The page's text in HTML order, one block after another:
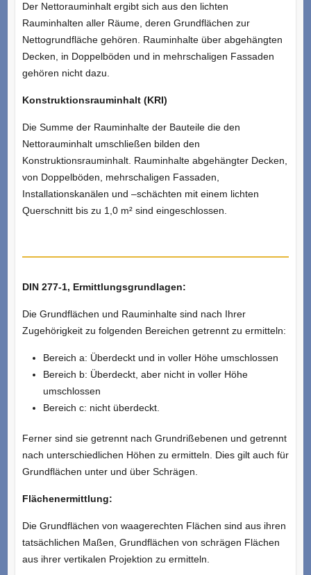
Der Nettorauminhalt ergibt sich aus den lichten
Rauminhalten aller Räume, deren Grundflächen zur
Nettogrundfläche gehören. Rauminhalte über abgehängten
Decken, in Doppelböden und in mehrschaligen Fassaden
gehören nicht dazu.
Konstruktionsrauminhalt (KRI)
Die Summe der Rauminhalte der Bauteile die den
Nettorauminhalt umschließen bilden den
Konstruktionsrauminhalt. Rauminhalte abgehängter Decken,
von Doppelböden, mehrschaligen Fassaden,
Installationskanälen und –schächten mit einem lichten
Querschnitt bis zu 1,0 m² sind eingeschlossen.
DIN 277-1, Ermittlungsgrundlagen:
Die Grundflächen und Rauminhalte sind nach Ihrer
Zugehörigkeit zu folgenden Bereichen getrennt zu ermitteln:
Bereich a: Überdeckt und in voller Höhe umschlossen
Bereich b: Überdeckt, aber nicht in voller Höhe
umschlossen
Bereich c: nicht überdeckt.
Ferner sind sie getrennt nach Grundrißebenen und getrennt
nach unterschiedlichen Höhen zu ermitteln. Dies gilt auch für
Grundflächen unter und über Schrägen.
Flächenermittlung:
Die Grundflächen von waagerechten Flächen sind aus ihren
tatsächlichen Maßen, Grundflächen von schrägen Flächen
aus ihrer vertikalen Projektion zu ermitteln.